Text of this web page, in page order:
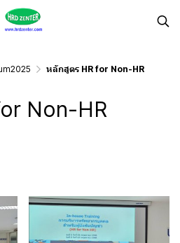
หลักสูตร HR for Non-HR
Non-HR